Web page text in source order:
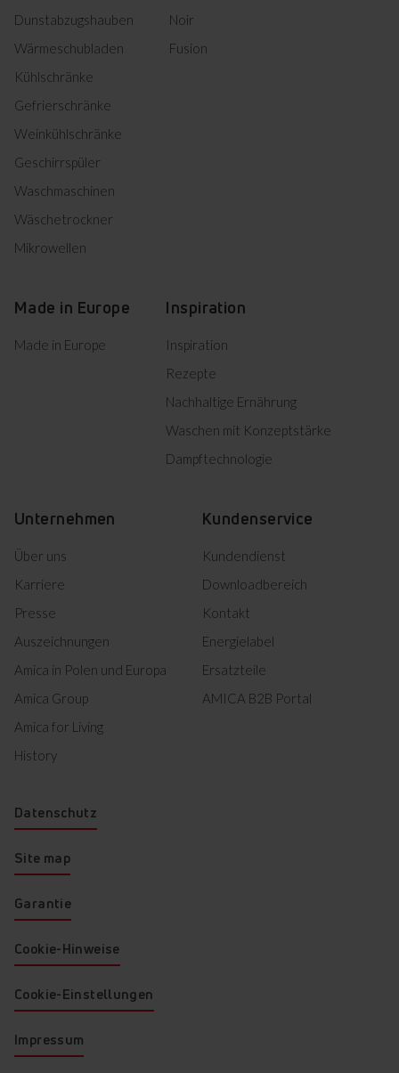
Dunstabzugshauben
Wärmeschubladen
Kühlschränke
Gefrierschränke
Weinkühlschränke
Geschirrspüler
Waschmaschinen
Wäschetrockner
Mikrowellen
Noir
Fusion
Made in Europe
Made in Europe
Inspiration
Inspiration
Rezepte
Nachhaltige Ernährung
Waschen mit Konzeptstärke
Dampftechnologie
Unternehmen
Über uns
Karriere
Presse
Auszeichnungen
Amica in Polen und Europa
Amica Group
Amica for Living
History
Kundenservice
Kundendienst
Downloadbereich
Kontakt
Energielabel
Ersatzteile
AMICA B2B Portal
Datenschutz
Site map
Garantie
Cookie-Hinweise
Cookie-Einstellungen
Impressum